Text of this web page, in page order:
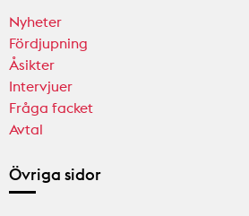
Nyheter
Fördjupning
Åsikter
Intervjuer
Fråga facket
Avtal
Övriga sidor